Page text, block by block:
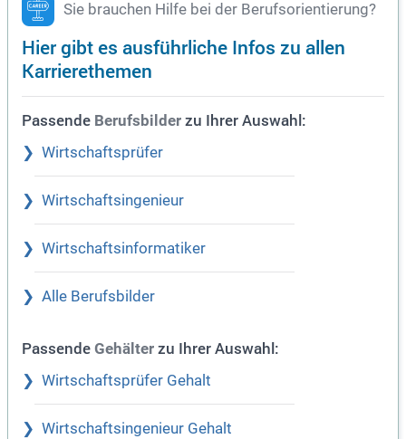
Sie brauchen Hilfe bei der Berufsorientierung?
Hier gibt es ausführliche Infos zu allen
Karrierethemen
Passende Berufsbilder zu Ihrer Auswahl:
Wirtschaftsprüfer
Wirtschaftsingenieur
Wirtschaftsinformatiker
Alle Berufsbilder
Passende Gehälter zu Ihrer Auswahl:
Wirtschaftsprüfer Gehalt
Wirtschaftsingenieur Gehalt